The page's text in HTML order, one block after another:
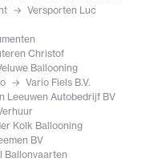
Versporten Luc
Christof
Ballooning
Vario Fiels B.V.
Leeuwen Autobedrijf BV
Kolk Ballooning
BV
Ballonvaarten